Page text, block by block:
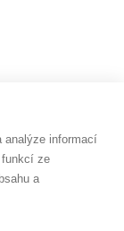
v Ostravě,
analýze informací
ze
a